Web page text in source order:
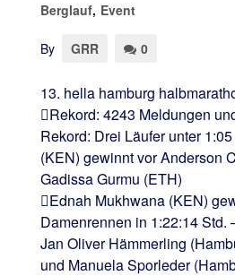
Berglauf, Event
By GRR 0
13. hella hamburg
Rekord: 4243 Meldungen
Rekord: Drei Läufer unter
(KEN) gewinnt vor Anderson
Gadissa Gurmu (ETH)
Ednah Mukhwana (KEN)
Damenrennen in 1:22:14 Std.
Jan Oliver Hämmerling
und Manuela Sporleder